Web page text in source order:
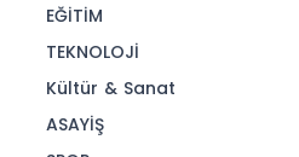
EĞİTİM
TEKNOLOJİ
Kültür & Sanat
ASAYİŞ